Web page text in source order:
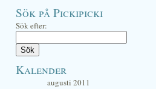
Sök på Pickipicki
Sök efter:
Kalender
augusti 2011